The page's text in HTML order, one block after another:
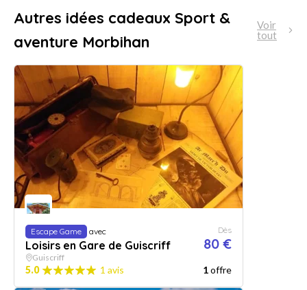
Autres idées cadeaux Sport &
aventure Morbihan
Voir
tout
Escape Game avec
Loisirs en Gare de Guiscriff
Dès
80 €
Guiscriff
5.0 1 avis 1offre